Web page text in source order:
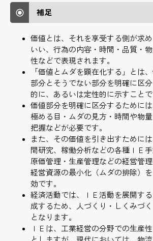
補足
価値とは、それを享受する側が求
いい、行為の内容・時間・品質・
性などで表現されます。
「価値とムダを顕在化する」とは
部分とそうでない部分を明確に区
的に、あるいは定性的に示すことで
価値部分を明確に区分するために
極める目・ムダの見方・時間や物
把握などが必要です。
また、その価値を引き出すために
間研究、稼働分析などの各種ＩＥ
原価管理・生産管理などの経営管理
経営資源の最小化（ムダの排除）
効です。
経済活動では、ＩＥ活動を展開す
成するため、人づくり・しくみづ
となります。
ＩＥは、工業経営の分野での生産